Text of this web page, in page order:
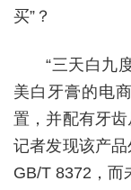
买”？
“三天白九
美白牙膏的电
置，并配有牙齿
记者发现该产
GB/T 8372，而